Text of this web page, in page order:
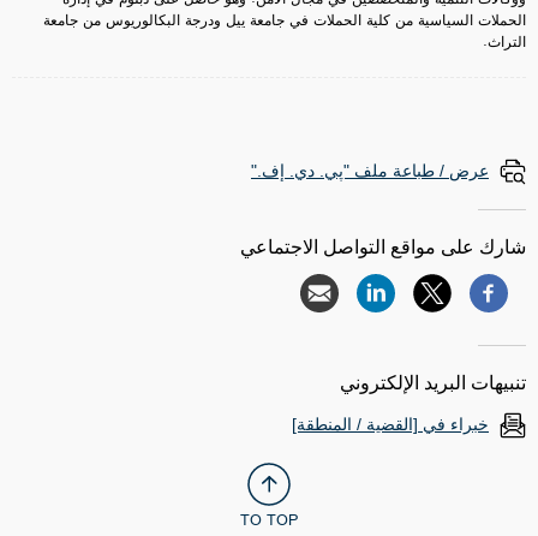
الحملات السياسية من كلية الحملات في جامعة ييل ودرجة البكالوريوس من جامعة
التراث.
عرض / طباعة ملف "پي. دي. إف."
شارك على مواقع التواصل الاجتماعي
تنبيهات البريد الإلكتروني
خبراء في [القضية / المنطقة]
TO TOP